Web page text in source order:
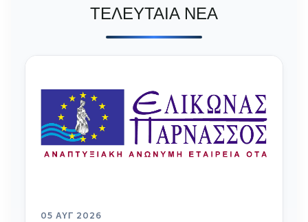
ΤΕΛΕΥΤΑΙΑ ΝΕΑ
05 ΑΥΓ 2026